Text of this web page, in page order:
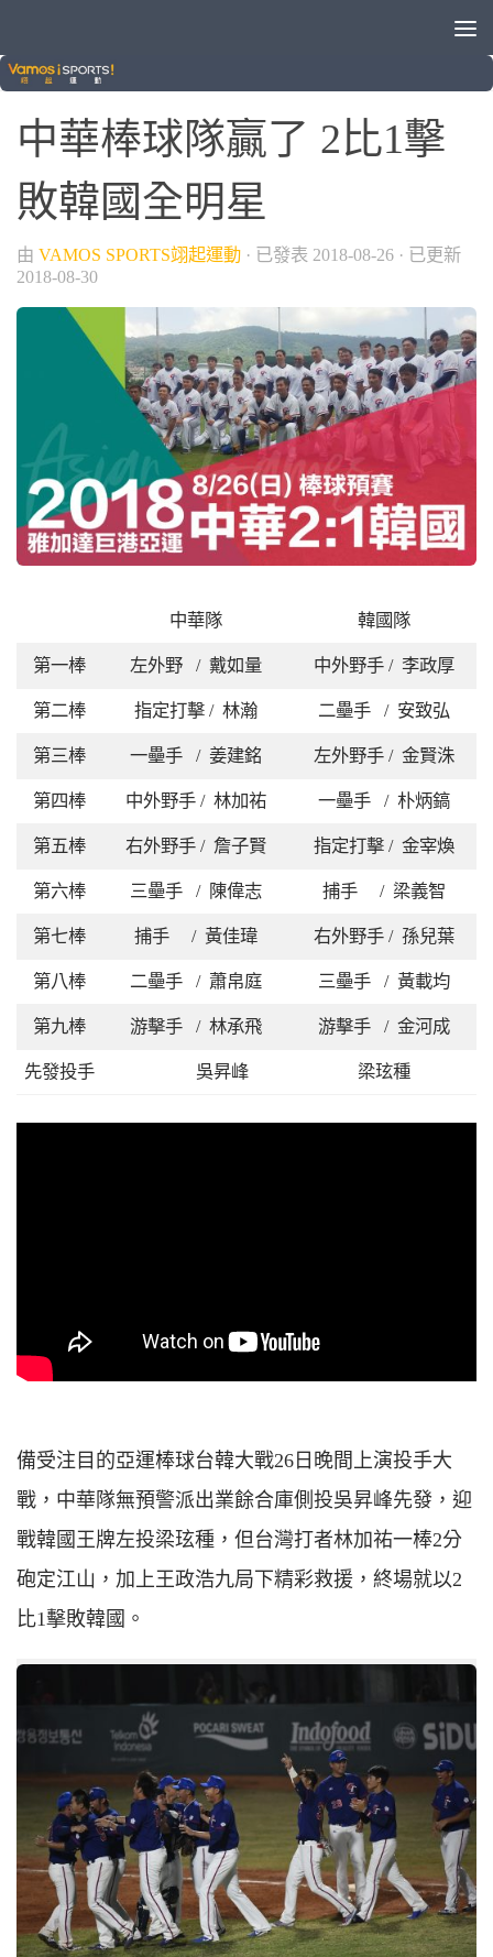
2018雅加達巨港亞運
中華棒球隊贏了 2比1擊
敗韓國全明星
由 VAMOS SPORTS翊起運動 · 已發表 2018-08-26 · 已更新
2018-08-30
中華隊 韓國隊
第一棒 左外野 / 戴如量 中外野手 / 李政厚
第二棒 指定打擊 / 林瀚 二壘手 / 安致弘
第三棒 一壘手 / 姜建銘 左外野手 / 金賢洙
第四棒 中外野手 / 林加祐 一壘手 / 朴炳鎬
第五棒 右外野手 / 詹子賢 指定打擊 / 金宰煥
第六棒 三壘手 / 陳偉志 捕手 / 梁義智
第七棒 捕手 / 黃佳瑋 右外野手 / 孫兒葉
第八棒 二壘手 / 蕭帛庭 三壘手 / 黃載均
第九棒 游擊手 / 林承飛 游擊手 / 金河成
先發投手 吳昇峰 梁玹種
備受注目的亞運棒球台韓大戰26日晚間上演投手大
戰，中華隊無預警派出業餘合庫側投吳昇峰先發，迎
戰韓國王牌左投梁玹種，但台灣打者林加祐一棒2分
砲定江山，加上王政浩九局下精彩救援，終場就以2
比1擊敗韓國。